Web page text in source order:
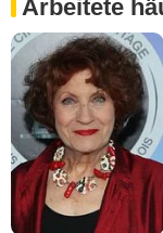
Arbeitete